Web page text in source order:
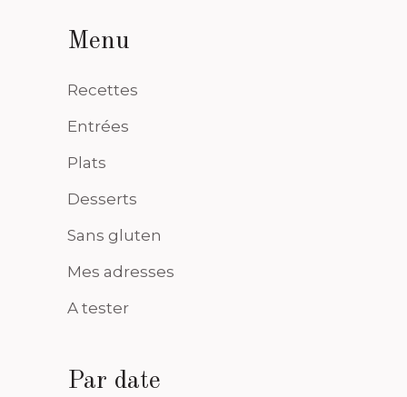
Menu
Recettes
Entrées
Plats
Desserts
Sans gluten
Mes adresses
A tester
Par date